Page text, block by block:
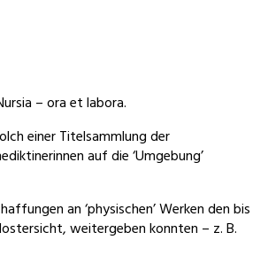
– ora et labora.
einer Titelsammlung der
auf die ‘Umgebung’
an ‘physischen’ Werken den bis
weitergeben konnten – z. B.